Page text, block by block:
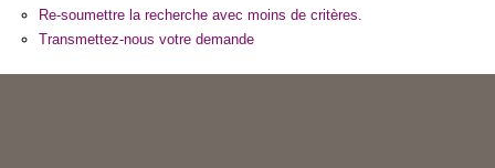
Re-soumettre la recherche avec moins de critères.
Transmettez-nous votre demande